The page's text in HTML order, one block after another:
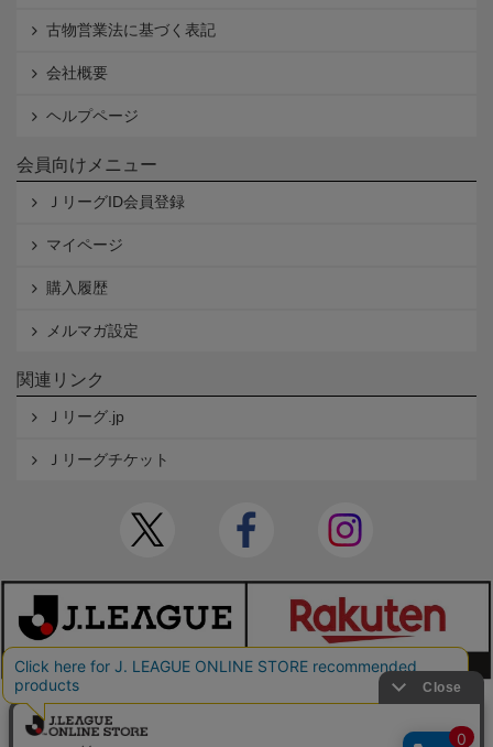
古物営業法に基づく表記
会社概要
ヘルプページ
会員向けメニュー
ＪリーグID会員登録
マイページ
購入履歴
メルマガ設定
関連リンク
Ｊリーグ.jp
Ｊリーグチケット
本サイトで使用している文章・画像等の無断での複製・転載を禁止します。
© JAPAN PROFESSIONAL FOOTBALL LEAGUE Rakuten Group, Inc. ALL RIGHTS RE